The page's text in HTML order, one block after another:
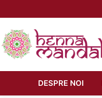
DESPRE NOI